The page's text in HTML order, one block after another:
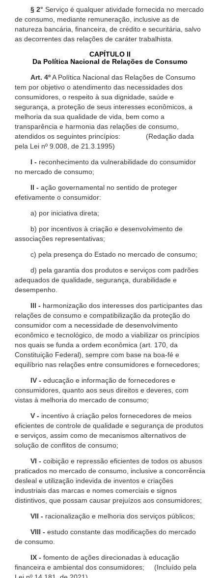
§ 2° Serviço é qualquer atividade fornecida no mercado
de consumo, mediante remuneração, inclusive as de
natureza bancária, financeira, de crédito e securitária, salvo
as decorrentes das relações de caráter trabalhista.
CAPÍTULO II
Da Política Nacional de Relações de Consumo
Art. 4ºA Política Nacional das Relações de Consumo
tem por objetivo o atendimento das necessidades dos
consumidores, o respeito à sua dignidade, saúde e
segurança, a proteção de seus interesses econômicos, a
melhoria da sua qualidade de vida, bem como a
transparência e harmonia das relações de consumo,
atendidos os seguintes princípios: (Redação dada
pela Lei nº 9.008, de 21.3.1995)
I - reconhecimento da vulnerabilidade do consumidor
no mercado de consumo;
II - ação governamental no sentido de proteger
efetivamente o consumidor:
a) por iniciativa direta;
b) por incentivos à criação e desenvolvimento de
associações representativas;
c) pela presença do Estado no mercado de consumo;
d) pela garantia dos produtos e serviços com padrões
adequados de qualidade, segurança, durabilidade e
desempenho.
III - harmonização dos interesses dos participantes das
relações de consumo e compatibilização da proteção do
consumidor com a necessidade de desenvolvimento
econômico e tecnológico, de modo a viabilizar os princípios
nos quais se funda a ordem econômica (art. 170, da
Constituição Federal), sempre com base na boa-fé e
equilíbrio nas relações entre consumidores e fornecedores;
IV - educação e informação de fornecedores e
consumidores, quanto aos seus direitos e deveres, com
vistas à melhoria do mercado de consumo;
V - incentivo à criação pelos fornecedores de meios
eficientes de controle de qualidade e segurança de produtos
e serviços, assim como de mecanismos alternativos de
solução de conflitos de consumo;
VI - coibição e repressão eficientes de todos os abusos
praticados no mercado de consumo, inclusive a concorrência
desleal e utilização indevida de inventos e criações
industriais das marcas e nomes comerciais e signos
distintivos, que possam causar prejuízos aos consumidores;
VII - racionalização e melhoria dos serviços públicos;
VIII - estudo constante das modificações do mercado
de consumo.
IX - fomento de ações direcionadas à educação
financeira e ambiental dos consumidores; (Incluído pela